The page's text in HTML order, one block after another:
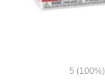
5 (100%)